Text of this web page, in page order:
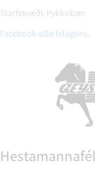
Starfssvæði: Þykkvibær
Facebook-síða félagsins.